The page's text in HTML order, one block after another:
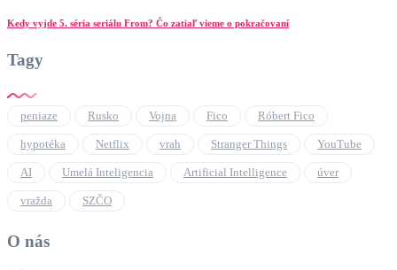
Kedy vyjde 5. séria seriálu From? Čo zatiaľ vieme o pokračovaní
Tagy
peniaze Rusko Vojna Fico Róbert Fico
hypotéka Netflix vrah Stranger Things YouTube
AI Umelá Inteligencia Artificial Intelligence úver
vražda SZČO
O nás